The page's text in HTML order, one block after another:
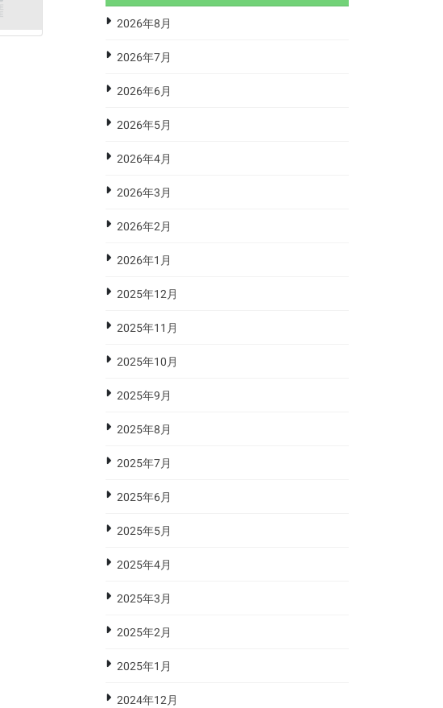
2026年8月
2026年7月
2026年6月
2026年5月
2026年4月
2026年3月
2026年2月
2026年1月
2025年12月
2025年11月
2025年10月
2025年9月
2025年8月
2025年7月
2025年6月
2025年5月
2025年4月
2025年3月
2025年2月
2025年1月
2024年12月